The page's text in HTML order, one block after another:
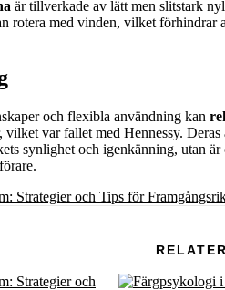
är tillverkade av lätt men slitstark
rotera med vinden, vilket
och flexibla användning kan
vilket var fallet med Hennessy.
synlighet och igenkänning, utan